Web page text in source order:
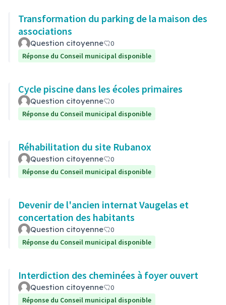
Transformation du parking de la maison des
associations
Question citoyenne
0
Réponse du Conseil municipal disponible
Cycle piscine dans les écoles primaires
Question citoyenne
0
Réponse du Conseil municipal disponible
Réhabilitation du site Rubanox
Question citoyenne
0
Réponse du Conseil municipal disponible
Devenir de l'ancien internat Vaugelas et
concertation des habitants
Question citoyenne
0
Réponse du Conseil municipal disponible
Interdiction des cheminées à foyer ouvert
Question citoyenne
0
Réponse du Conseil municipal disponible